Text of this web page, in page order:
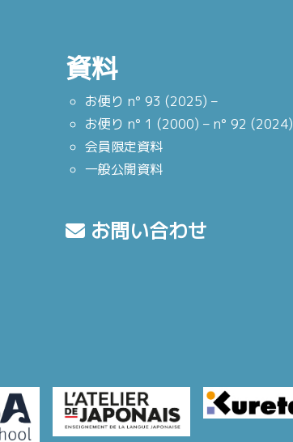
資料
お便り n° 93 (2025) –
お便り n° 1 (2000) – n° 92 (2024)
会員限定資料
一般公開資料
お問い合わせ